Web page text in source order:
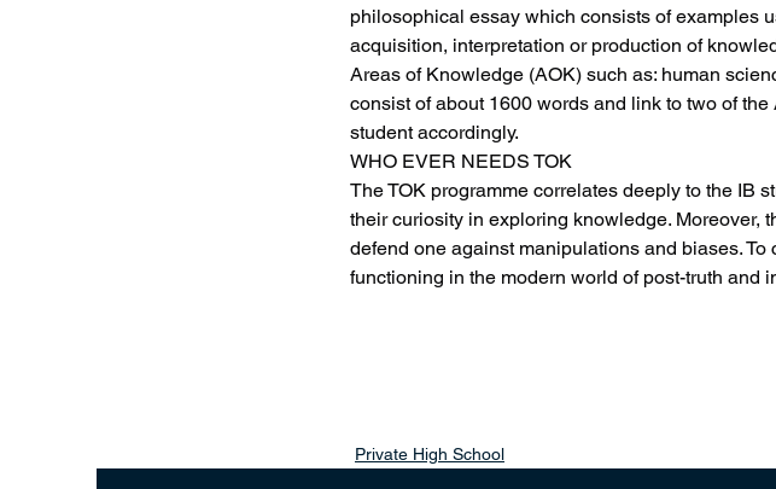
philosophical essay which consists of examples
acquisition, interpretation or production of
Areas of Knowledge (AOK) such as: human
consist of about 1600 words and link to two of
student accordingly.
WHO EVER NEEDS TOK
The TOK programme correlates deeply to the IB
their curiosity in exploring knowledge. Moreover,
defend one against manipulations and biases.
functioning in the modern world of post-truth and
Private High School